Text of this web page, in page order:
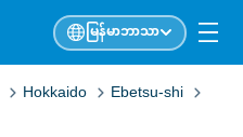
မြန်မာဘာသာ
Hokkaido Ebetsu-shi